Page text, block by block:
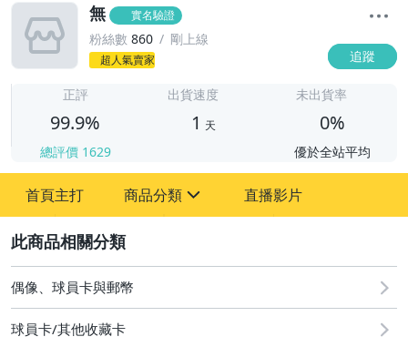
無 實名驗證
粉絲數 860 剛上線
超人氣賣家 追蹤
正評
99.9%
總評價 1629
出貨速度
1 天
未出貨率
0%
優於全站平均
首頁主打 商品分類
成人專區
玩具、模型與公仔
直播影片
偶像、球員卡與郵幣
球員卡/其他收藏卡